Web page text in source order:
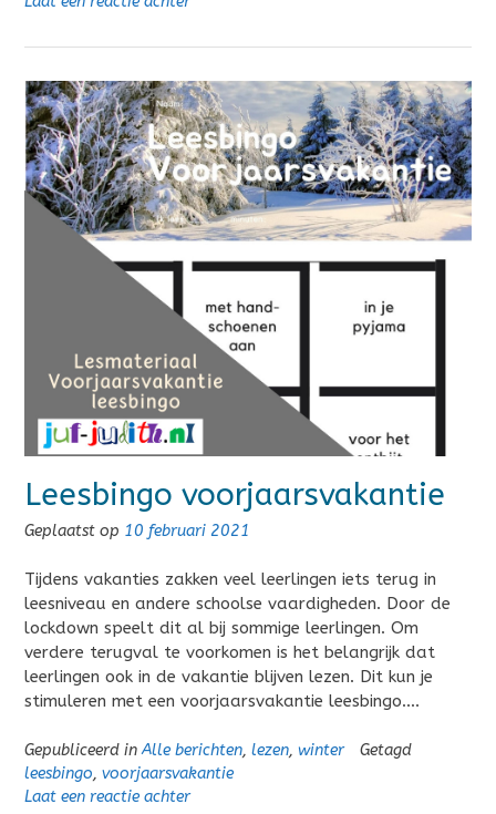
Leesbingo voorjaarsvakantie
Geplaatst op 10 februari 2021
Tijdens vakanties zakken veel leerlingen iets terug in
leesniveau en andere schoolse vaardigheden. Door de
lockdown speelt dit al bij sommige leerlingen. Om
verdere terugval te voorkomen is het belangrijk dat
leerlingen ook in de vakantie blijven lezen. Dit kun je
stimuleren met een voorjaarsvakantie leesbingo….
Gepubliceerd inAlle berichten, lezen, winter
Getagd
leesbingo, voorjaarsvakantie
Laat een reactie achter